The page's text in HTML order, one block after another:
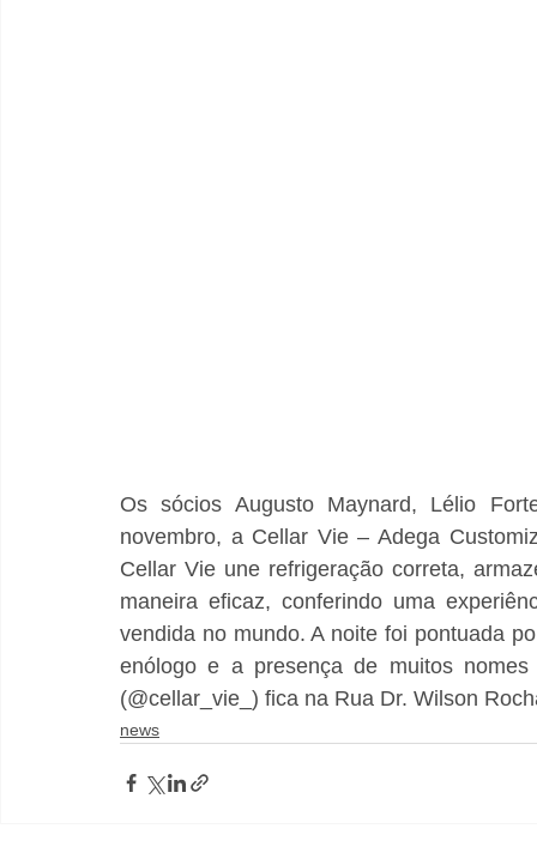
Os sócios Augusto Maynard, Lélio
novembro, a Cellar Vie – Adega
Cellar Vie une refrigeração correta,
maneira eficaz, conferindo uma
vendida no mundo. A noite foi pontuada
enólogo e a presença de muitos
(@cellar_vie_) fica na Rua Dr. Wilson
news